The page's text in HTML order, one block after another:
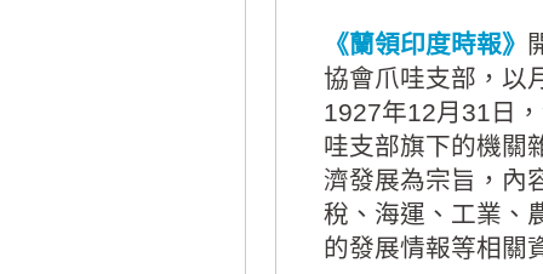
《蘭領印度時報》
協會爪哇支部，以
1927年12月31日
哇支部旗下的機關
濟發展為宗旨，內
稅、海運、工業、
的發展情報等相關